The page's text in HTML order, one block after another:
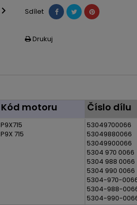
 Sdílet
 Drukuj
Kód motoru Číslo dílu
P9X715
P9X 715
53049700066
53049880066
53049900066
5304 970 0066
5304 988 0066
5304 990 0066
5304-970-
5304-988-
5304-990-